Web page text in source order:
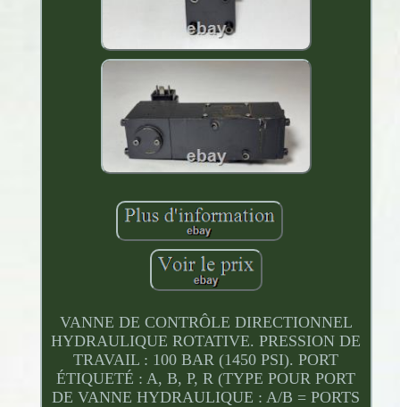
VANNE DE CONTRÔLE DIRECTIONNEL
HYDRAULIQUE ROTATIVE. PRESSION DE
TRAVAIL : 100 BAR (1450 PSI). PORT
ÉTIQUETÉ : A, B, P, R (TYPE POUR PORT
DE VANNE HYDRAULIQUE : A/B = PORTS